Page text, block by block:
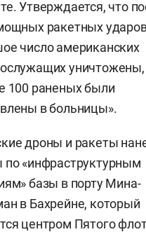
Утверждается, что
ракетных
число американских
уничтожены,
100 раненых были
в больницы».
дроны и ракеты
по «инфраструктурным
базы в порту Мина-
в Бахрейне, который
центром Пятого